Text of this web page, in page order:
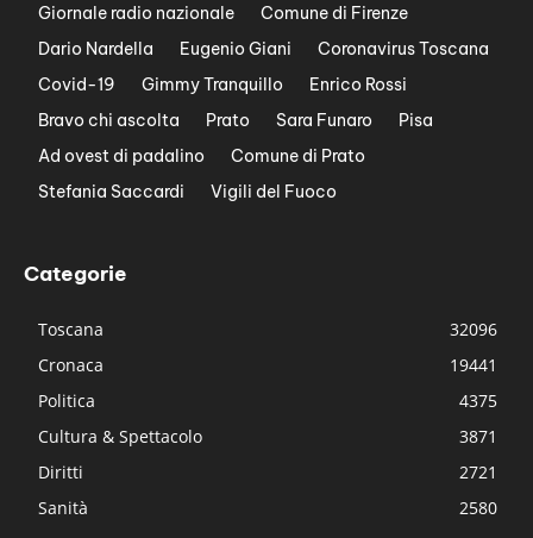
Giornale radio nazionale
Comune di Firenze
Dario Nardella
Eugenio Giani
Coronavirus Toscana
Covid-19
Gimmy Tranquillo
Enrico Rossi
Bravo chi ascolta
Prato Sara Funaro
Pisa
Ad ovest di padalino
Comune di Prato
Stefania Saccardi
Vigili del Fuoco
Categorie
Toscana
32096
Cronaca
19441
Politica
4375
Cultura & Spettacolo
3871
Diritti
2721
Sanità
2580